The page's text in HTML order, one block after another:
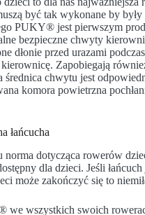
być tak wykonane by
PUKY® jest pierwszym
bezpieczne chwyty
dłonie przed urazami
Zapobiegają
średnica chwytu jest
komora powietrzna
łańcucha
norma dotycząca rowerów
dla dzieci. Jeśli
może zakończyć się to
we wszystkich swoich